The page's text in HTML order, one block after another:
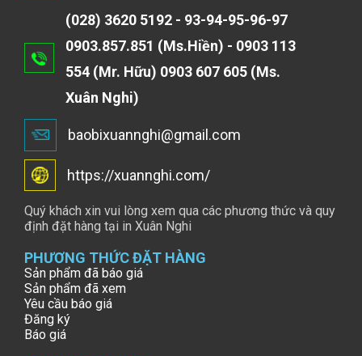
(028) 3620 5192 - 93-94-95-96-97
0903.857.851 (Ms.Hiền) - 0903 113
554 (Mr. Hữu) 0903 607 605 (Ms.
Xuân Nghi)
baobixuannghi@gmail.com
https://xuannghi.com/
Quý khách xin vui lòng xem qua các phương thức và quy
định đặt hàng tại in Xuân Nghi
PHƯƠNG THỨC ĐẶT HÀNG
Sản phẩm đã báo giá
Sản phẩm đã xem
Yêu cầu báo giá
Đăng ký
Báo giá